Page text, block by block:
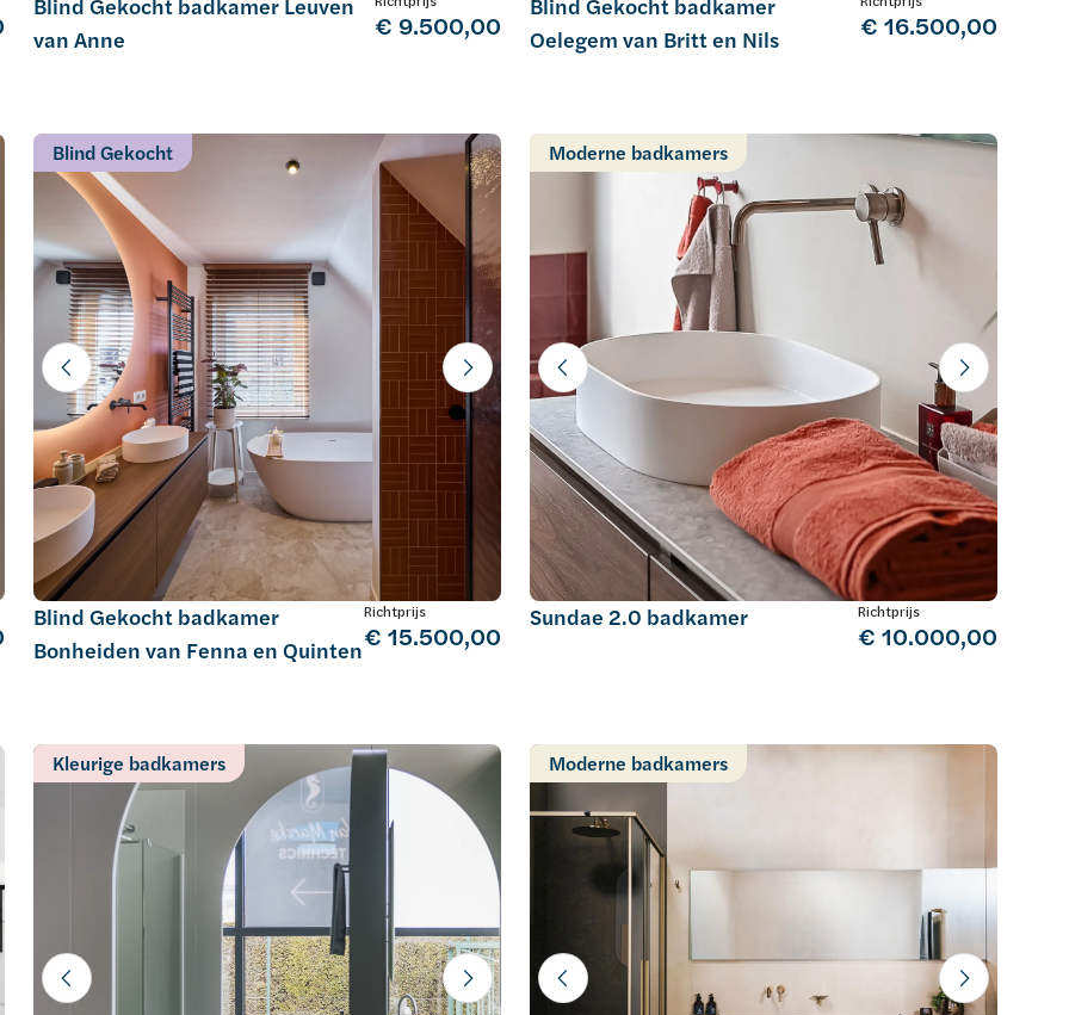
Blind Gekocht badkamer Leuven
van Anne
€ 9.500,00
Blind Gekocht badkamer
Oelegem van Britt en Nils
€ 16.500,00
Blind Gekocht
Blind Gekocht badkamer
Bonheiden van Fenna en Quinten
Richtprijs
€ 15.500,00
Moderne badkamers
Sundae 2.0 badkamer Richtprijs
€ 10.000,00
Kleurige badkamers Moderne badkamers